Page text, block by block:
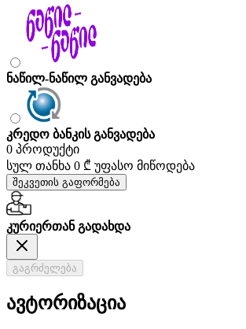
ნაწილ-ნაწილ განვადება
კრედო ბანკის განვადება
0 პროდუქტი
სულ თანხა 0 ₾ უფასო მიწოდება
შეკვეთის გაფორმება
კურიერთან გადახდა
გაგრძელება
ავტორიზაცია